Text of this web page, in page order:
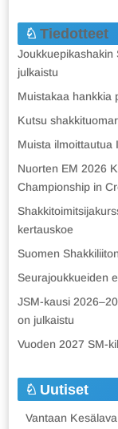
Tiedotteet
Joukkuepikashakin
julkaistu
Muistakaa hankkia
Kutsu
Muista ilmoittautua
Nuorten EM 2026
Championship in
kertauskoe
Suomen
Seurajoukkueiden
JSM-kausi
on julkaistu
Vuoden 2027 SM-
Uutiset
Vantaan